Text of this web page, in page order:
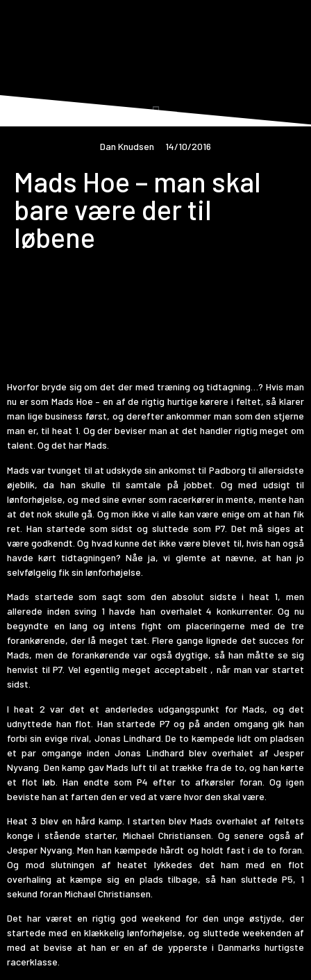
Dan Knudsen 14/10/2016
Mads Hoe – man skal
bare være der til
løbene
Hvorfor bryde sig om det der med træning og tidtagning…? Hvis man
nu er som Mads Hoe – en af de rigtig hurtige kørere i feltet, så klarer
man lige business først, og derefter ankommer man som den stjerne
man er, til heat 1. Og der beviser man at det handler rigtig meget om
talent. Og det har Mads.
Mads var tvunget til at udskyde sin ankomst til Padborg til allersidste
øjeblik, da han skulle til samtale på jobbet. Og med udsigt til
lønforhøjelse, og med sine evner som racerkører in mente, mente han
at det nok skulle gå. Og mon ikke vi alle kan være enige om at han fik
ret. Han startede som sidst og sluttede som P7. Det må siges at
være godkendt. Og hvad kunne det ikke være blevet til, hvis han også
havde kørt tidtagningen? Nåe ja, vi glemte at nævne, at han jo
selvfølgelig fik sin lønforhøjelse.
Mads startede som sagt som den absolut sidste i heat 1, men
allerede inden sving 1 havde han overhalet 4 konkurrenter. Og nu
begyndte en lang og intens fight om placeringerne med de tre
forankørende, der lå meget tæt. Flere gange lignede det succes for
Mads, men de forankørende var også dygtige, så han måtte se sig
henvist til P7. Vel egentlig meget acceptabelt , når man var startet
sidst.
I heat 2 var det et anderledes udgangspunkt for Mads, og det
udnyttede han flot. Han startede P7 og på anden omgang gik han
forbi sin evige rival, Jonas Lindhard. De to kæmpede lidt om pladsen
et par omgange inden Jonas Lindhard blev overhalet af Jesper
Nyvang. Den kamp gav Mads luft til at trække fra de to, og han kørte
et flot løb. Han endte som P4 efter to afkørsler foran. Og igen
beviste han at farten den er ved at være hvor den skal være.
Heat 3 blev en hård kamp. I starten blev Mads overhalet af feltets
konge i stående starter, Michael Christiansen. Og senere også af
Jesper Nyvang. Men han kæmpede hårdt og holdt fast i de to foran.
Og mod slutningen af heatet lykkedes det ham med en flot
overhaling at kæmpe sig en plads tilbage, så han sluttede P5, 1
sekund foran Michael Christiansen.
Det har været en rigtig god weekend for den unge østjyde, der
startede med en klækkelig lønforhøjelse, og sluttede weekenden af
med at bevise at han er en af de ypperste i Danmarks hurtigste
racerklasse.